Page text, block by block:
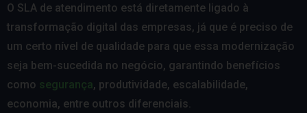
O SLA de atendimento está diretamente ligado à
transformação digital das empresas, já que é preciso de
um certo nível de qualidade para que essa modernização
seja bem-sucedida no negócio, garantindo benefícios
como segurança, produtividade, escalabilidade,
economia, entre outros diferenciais.